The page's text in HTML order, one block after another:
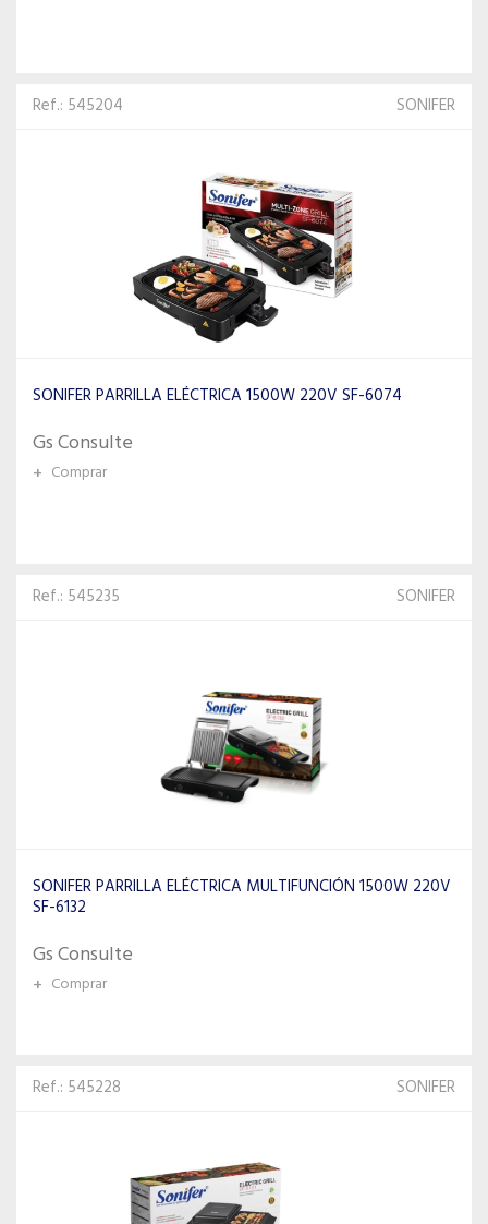
Ref.: 545204 SONIFER
SONIFER PARRILLA ELÉCTRICA 1500W 220V SF-6074
Gs Consulte
+ Comprar
Ref.: 545235 SONIFER
SONIFER PARRILLA ELÉCTRICA MULTIFUNCIÓN 1500W 220V
SF-6132
Gs Consulte
+ Comprar
Ref.: 545228 SONIFER